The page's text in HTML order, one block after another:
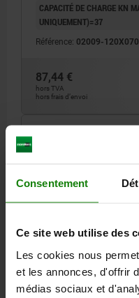
Consentement
Ce site web utilise des
Les cookies nous
et les annonces, d'offrir
médias sociaux et
CAPACITÉ DE CHARGE KN
UNIQUEMENT)=37
Référence: 02009-120X070
87,44 €
hors TVA
hors frais d’envoi
SUPPORT
FORME:C ACIER DE
INTERCHANGEABLE,